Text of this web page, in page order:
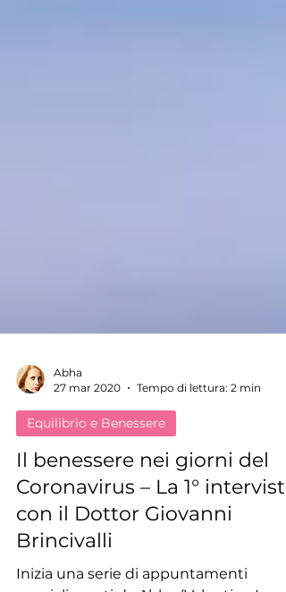
Abha
Tempo di lettura: 2 min
Equilibrio e Benessere
Il benessere nei giorni del
Coronavirus – La 1° intervista
con il Dottor Giovanni